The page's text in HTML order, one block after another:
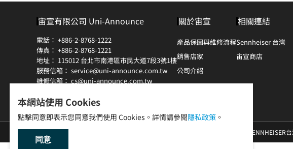
宙宣有限公司 Uni-Announce
電話： +886-2-8768-1222
傳真： +886-2-8768-1221
地址： 115012 台北市南港區市民大道7段3號1樓
服務信箱： service@uni-announce.com.tw
維修信箱： cs@uni-announce.com.tw
關於宙宣
產品保固與維修流程
銷售店家
公司介紹
相關連結
Sennheiser 台灣
宙宣商店
本網站使用 Cookies
點擊同意即表示您同意我們使用 Cookies。詳情請參閱隱私政策 。
同意